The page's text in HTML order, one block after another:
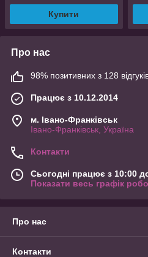
Купити
Про нас
98% позитивних з 128
Працює з 10.12.2014
м. Івано-Франківськ
Івано-Франківськ, Україна
Контакти
Сьогодні працює з 10:00
Показати весь графік
Про нас
Контакти